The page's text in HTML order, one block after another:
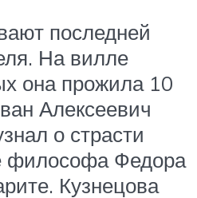
последней
На вилле
она прожила 10
Алексеевич
о страсти
философа Федора
Кузнецова